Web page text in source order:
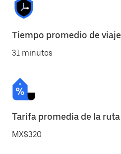
Tiempo promedio de viaje
31 minutos
Tarifa promedia de la ruta
MX$320